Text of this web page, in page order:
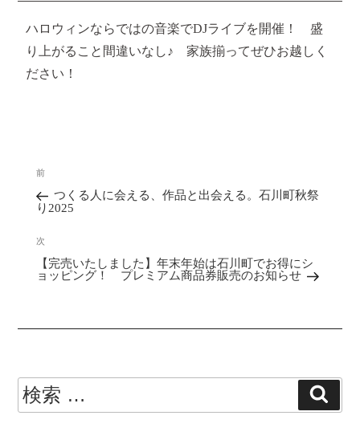
ハロウィンならではの音楽でDJライブを開催！ 盛
り上がること間違いなし♪ 家族揃ってぜひお越しく
ださい！
ナ
ゲ
ー
過
去
投
稿
前
つくる人に会える、作品と出会える。石川町秋祭
り2025
次
の
次
【完売いたしました】年末年始は石川町でお得にシ
ョッピング！ プレミアム商品券販売のお知らせ
検
索:
索